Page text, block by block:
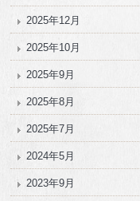
2025年12月
2025年10月
2025年9月
2025年8月
2025年7月
2024年5月
2023年9月